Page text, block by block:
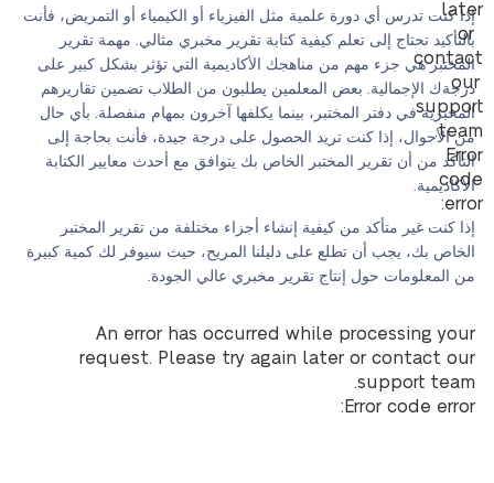
later
or
contact
our
support
team.
Error
code
error:
إذا كنت تدرس أي دورة علمية مثل الفيزياء أو الكيمياء أو التمريض، فأنت
بالتأكيد تحتاج إلى تعلم كيفية كتابة تقرير مخبري مثالي. مهمة تقرير
المختبر هي جزء مهم من مناهجك الأكاديمية التي تؤثر بشكل كبير على
درجةك الإجمالية. بعض المعلمين يطلبون من الطلاب تضمين تقاريرهم
المخبرية في دفتر المختبر، بينما يكلفها آخرون بمهام منفصلة. بأي حال
من الأحوال، إذا كنت تريد الحصول على درجة جيدة، فأنت بحاجة إلى
التأكد من أن تقرير المختبر الخاص بك يتوافق مع أحدث معايير الكتابة
الأكاديمية.
إذا كنت غير متأكد من كيفية إنشاء أجزاء مختلفة من تقرير المختبر
الخاص بك، يجب أن تطلع على دليلنا المريح، حيث سيوفر لك كمية كبيرة
من المعلومات حول إنتاج تقرير مخبري عالي الجودة.
An error has occurred while processing your
request. Please try again later or contact our
support team.
Error code error: